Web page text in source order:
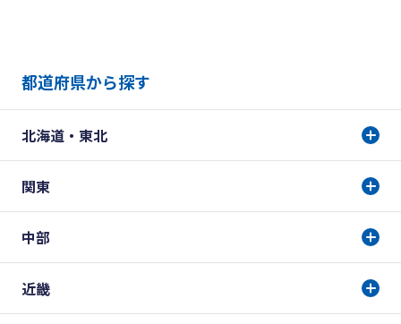
都道府県から探す
北海道・東北
関東
中部
近畿